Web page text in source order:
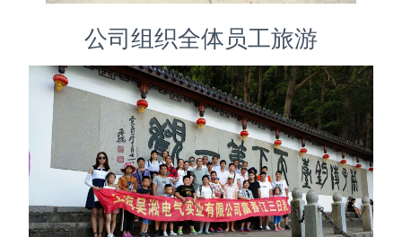
公司组织全体员工旅游